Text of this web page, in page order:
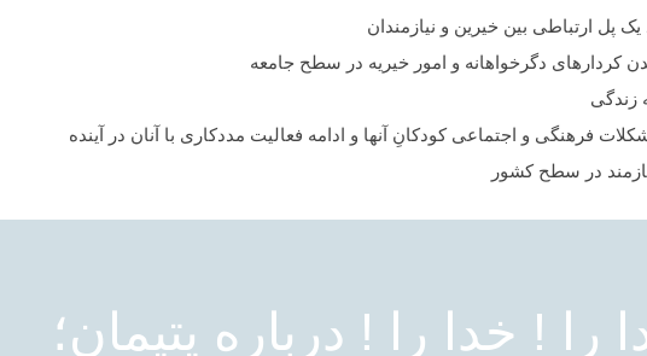
پل ارتباطی بین خیرین و نیازمندان
دگرخواهانه و امور خیریه در سطح جامعه
زندگی
فرهنگی و اجتماعی کودکانِ آن‏ها و ادامه فعالیت مددکاری با آنان در آینده
در سطح کشور
را ! خدا را ! درباره یتیمان؛